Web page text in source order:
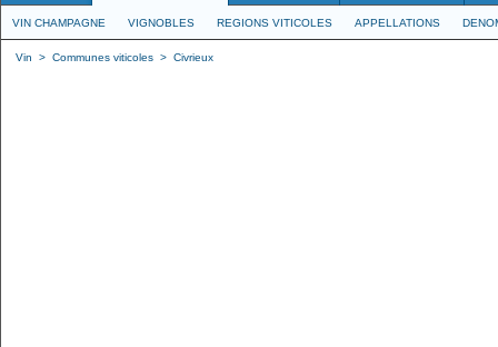
VIN CHAMPAGNE VIGNOBLES REGIONS VITICOLES APPELLATIONS
Vin > Communes viticoles > Civrieux